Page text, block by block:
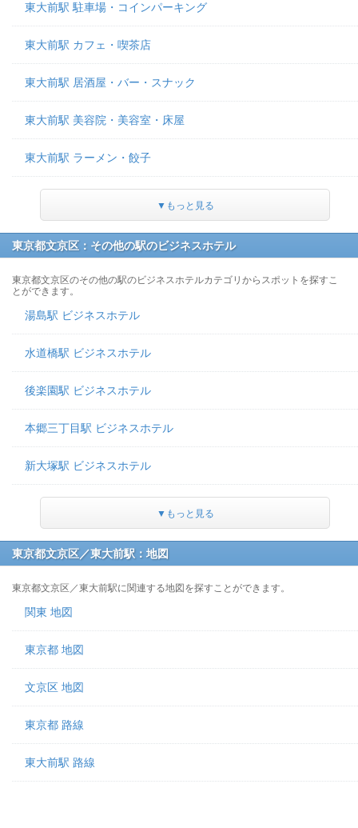
東大前駅 駐車場・コインパーキング
東大前駅 カフェ・喫茶店
東大前駅 居酒屋・バー・スナック
東大前駅 美容院・美容室・床屋
東大前駅 ラーメン・餃子
▼もっと見る
東京都文京区：その他の駅のビジネスホテル
東京都文京区のその他の駅のビジネスホテルカテゴリからスポットを探すこ
とができます。
湯島駅 ビジネスホテル
水道橋駅 ビジネスホテル
後楽園駅 ビジネスホテル
本郷三丁目駅 ビジネスホテル
新大塚駅 ビジネスホテル
▼もっと見る
東京都文京区／東大前駅：地図
東京都文京区／東大前駅に関連する地図を探すことができます。
関東 地図
東京都 地図
文京区 地図
東京都 路線
東大前駅 路線